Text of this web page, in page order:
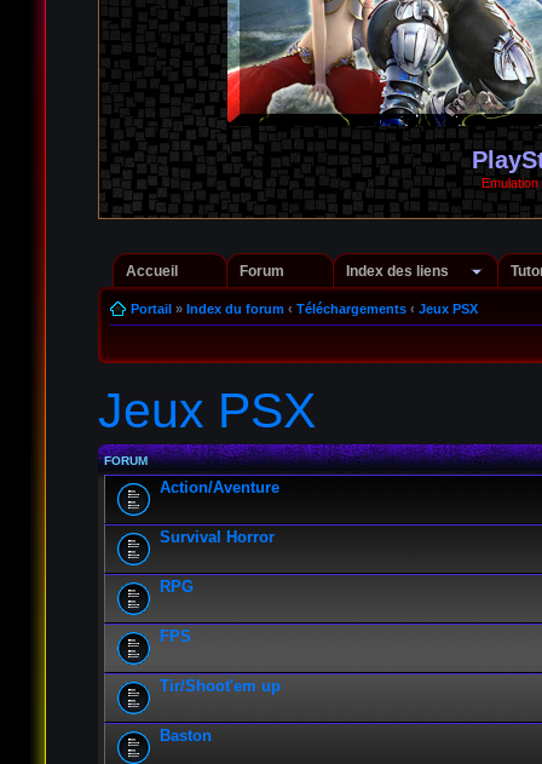
Accueil Forum Index des liens
Portail» Index du forum ‹ Téléchargements ‹ Jeux PSX
Jeux PSX
FORUM
Action/Aventure
Survival Horror
RPG
FPS
Tir/Shoot'em up
Baston